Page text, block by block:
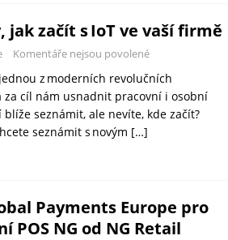
začít s IoT ve vaší firmě
Komentáře nejsou povolené
z moderních revolučních
za cíl nám usnadnit pracovní i osobní
blíže seznámit, ale nevíte, kde začít?
seznámit s novým […]
Payments Europe pro
POS NG od NG Retail